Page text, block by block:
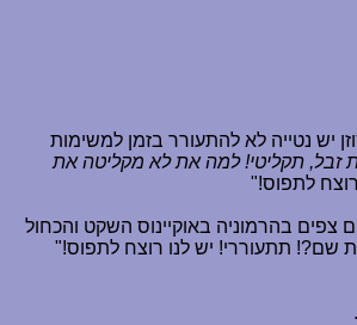
יש נטייה לא להתעורר בזמן למשימות
זבל, תקליטי! למה את לא מקליטה את
לתפוס!"
צפים בהרמוניה באוקיינוס השקט והכחול
שם?! תתעוררי! יש לנו רוצח לתפוס!"